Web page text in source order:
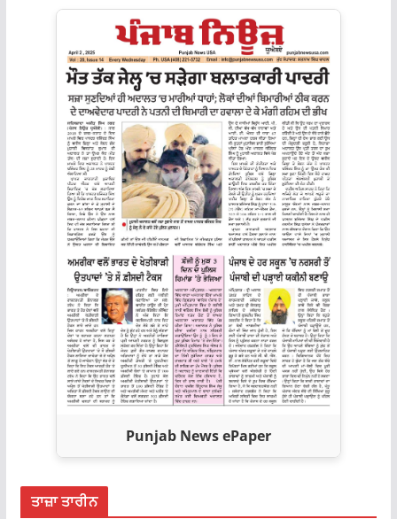
Punjab News ePaper
ਤਾਜ਼ਾ ਤਾਰੀਨ